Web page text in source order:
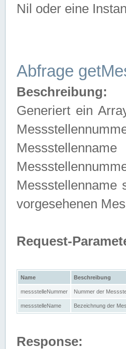
Nil oder eine
Abfrage
Beschreibung:
Generiert ein
Messstellenname
vorgesehenen
Request-
Name Beschreibung
messstelleNummer Nummer der
messstelleName Bezeichnung der
Response: